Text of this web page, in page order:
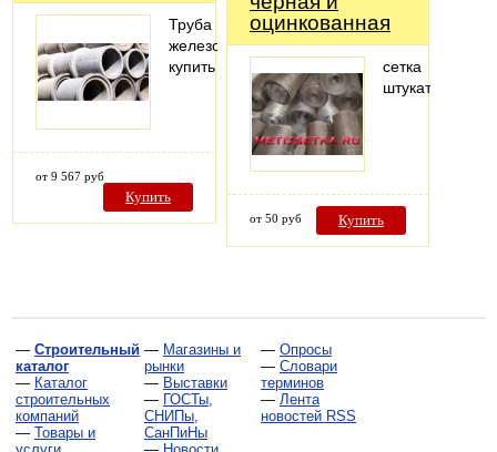
Труба
железобетонная
купить
от 9 567 руб
Купить
оцинкованная
сетка
штукатурная
от 50 руб Купить
— Строительный
каталог
— Каталог
строительных
компаний
— Товары и
— Магазины и
рынки
— Выставки
— ГОСТы,
СНИПы,
СанПиНы
— Опросы
— Словари
терминов
— Лента
новостей RSS